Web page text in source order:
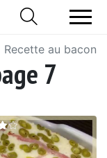
Recette au bacon
7